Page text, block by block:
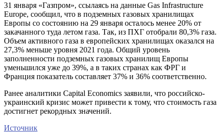
31 января «Газпром», ссылаясь на данные Gas Infrastructure
Europe, сообщил, что в подземных газовых хранилищах
Европы со состоянию на 29 января осталось менее 20% от
закачанного туда летом газа. Так, из ПХГ отобрали 80,3% газа.
Объем активного газа в европейских хранилищах оказался на
27,3% меньше уровня 2021 года. Общий уровень
заполненности подземных газовых хранилищ Европы
уменьшился уже до 39%, а в таких странах как ФРГ и
Франция показатель составляет 37% и 36% соответственно.
Ранее аналитики Capital Economics заявили, что российско-
украинский кризис может привести к тому, что стоимость газа
достигнет рекордных значений.
Источник